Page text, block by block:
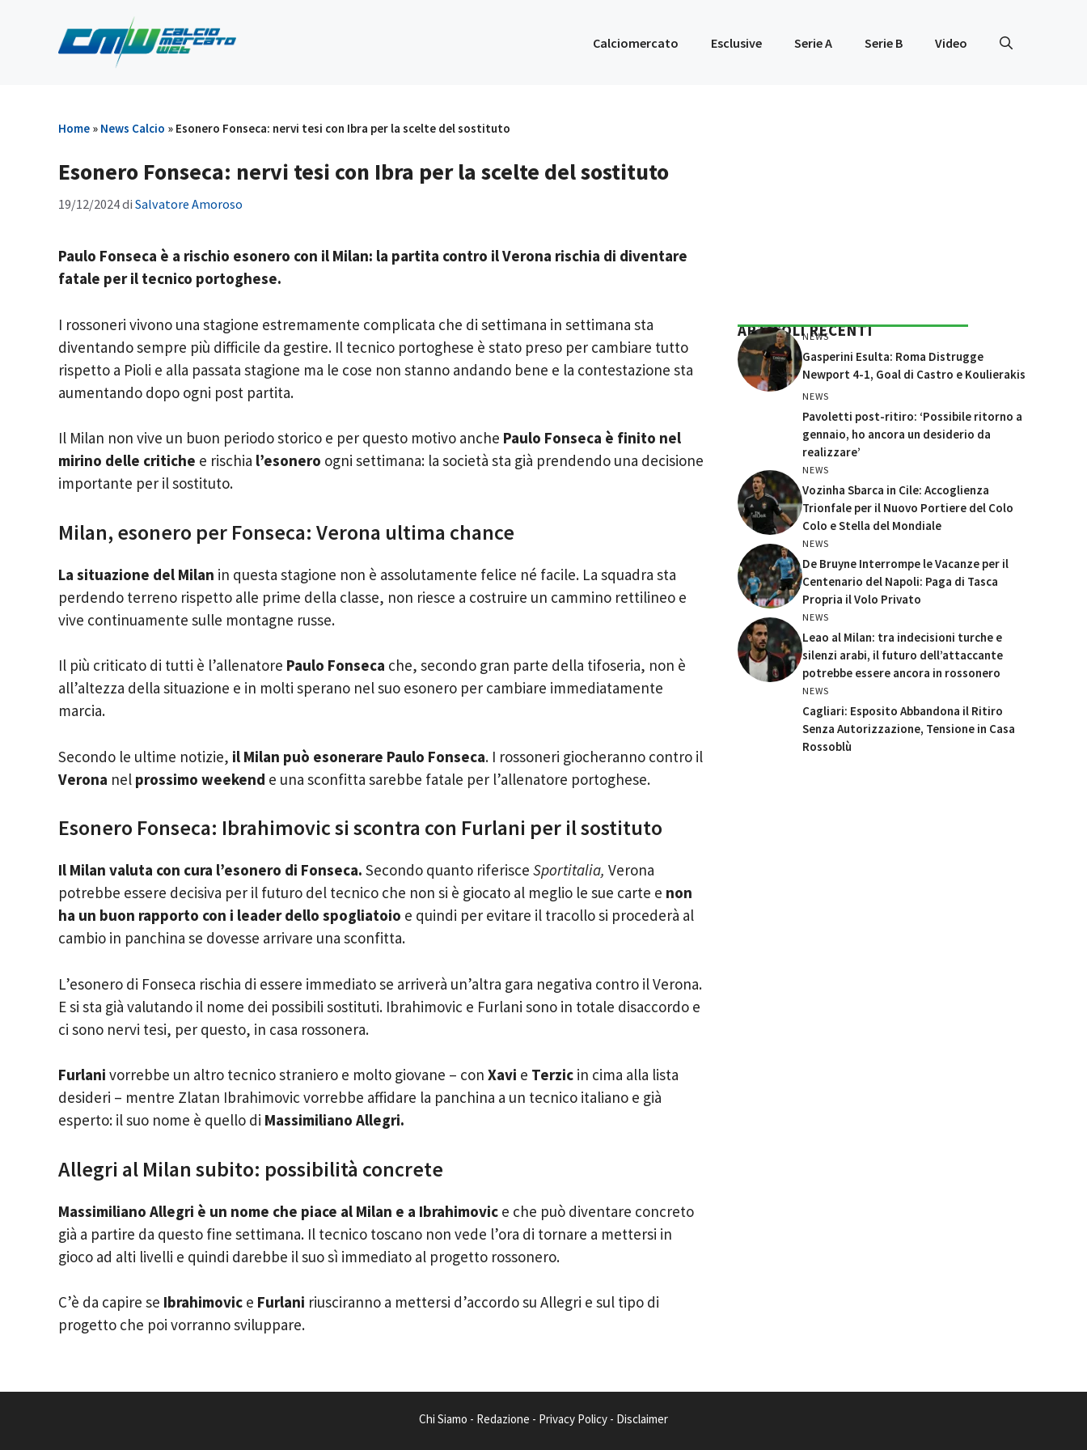
contenuto
Calciomercato Esclusive Serie A Serie B Video
Home » News Calcio » Esonero Fonseca: nervi tesi con Ibra per la scelte del sostituto
Esonero Fonseca: nervi tesi con Ibra per la scelte del sostituto
19/12/2024di Salvatore Amoroso
Paulo Fonseca è a rischio esonero con il Milan: la partita contro il Verona rischia di diventare
fatale per il tecnico portoghese.
I rossoneri vivono una stagione estremamente complicata che di settimana in settimana sta
diventando sempre più difficile da gestire. Il tecnico portoghese è stato preso per cambiare tutto
rispetto a Pioli e alla passata stagione ma le cose non stanno andando bene e la contestazione sta
aumentando dopo ogni post partita.
Il Milan non vive un buon periodo storico e per questo motivo anche Paulo Fonseca è finito nel
mirino delle critiche e rischia l’esonero ogni settimana: la società sta già prendendo una decisione
importante per il sostituto.
Milan, esonero per Fonseca: Verona ultima chance
La situazione del Milan in questa stagione non è assolutamente felice né facile. La squadra sta
perdendo terreno rispetto alle prime della classe, non riesce a costruire un cammino rettilineo e
vive continuamente sulle montagne russe.
Il più criticato di tutti è l’allenatore Paulo Fonseca che, secondo gran parte della tifoseria, non è
all’altezza della situazione e in molti sperano nel suo esonero per cambiare immediatamente
marcia.
Secondo le ultime notizie, il Milan può esonerare Paulo Fonseca. I rossoneri giocheranno contro il
Verona nel prossimo weekend e una sconfitta sarebbe fatale per l’allenatore portoghese.
Esonero Fonseca: Ibrahimovic si scontra con Furlani per il sostituto
Il Milan valuta con cura l’esonero di Fonseca. Secondo quanto riferisce Sportitalia, Verona
potrebbe essere decisiva per il futuro del tecnico che non si è giocato al meglio le sue carte e non
ha un buon rapporto con i leader dello spogliatoio e quindi per evitare il tracollo si procederà al
cambio in panchina se dovesse arrivare una sconfitta.
L’esonero di Fonseca rischia di essere immediato se arriverà un’altra gara negativa contro il Verona.
E si sta già valutando il nome dei possibili sostituti. Ibrahimovic e Furlani sono in totale disaccordo e
ci sono nervi tesi, per questo, in casa rossonera.
Furlani vorrebbe un altro tecnico straniero e molto giovane – con Xavi e Terzic in cima alla lista
desideri – mentre Zlatan Ibrahimovic vorrebbe affidare la panchina a un tecnico italiano e già
esperto: il suo nome è quello di Massimiliano Allegri.
Allegri al Milan subito: possibilità concrete
Massimiliano Allegri è un nome che piace al Milan e a Ibrahimovic e che può diventare concreto
già a partire da questo fine settimana. Il tecnico toscano non vede l’ora di tornare a mettersi in
gioco ad alti livelli e quindi darebbe il suo sì immediato al progetto rossonero.
C’è da capire se Ibrahimovic e Furlani riusciranno a mettersi d’accordo su Allegri e sul tipo di
progetto che poi vorranno sviluppare.
ARTICOLI RECENTI
NEWS
Gasperini Esulta: Roma Distrugge
Newport 4-1, Goal di Castro e Koulierakis
NEWS
Pavoletti post-ritiro: ‘Possibile ritorno a
gennaio, ho ancora un desiderio da
realizzare’
NEWS
Vozinha Sbarca in Cile: Accoglienza
Trionfale per il Nuovo Portiere del Colo
Colo e Stella del Mondiale
NEWS
De Bruyne Interrompe le Vacanze per il
Centenario del Napoli: Paga di Tasca
Propria il Volo Privato
NEWS
Leao al Milan: tra indecisioni turche e
silenzi arabi, il futuro dell’attaccante
potrebbe essere ancora in rossonero
NEWS
Cagliari: Esposito Abbandona il Ritiro
Senza Autorizzazione, Tensione in Casa
Rossoblù
Chi Siamo - Redazione - Privacy Policy - Disclaimer